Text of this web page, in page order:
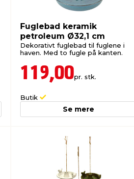
Fuglebad keramik
petroleum Ø32,1 cm
Dekorativt fuglebad til fuglene i
haven. Med to fugle på kanten.
119,00pr. stk.
Butik
Se mere